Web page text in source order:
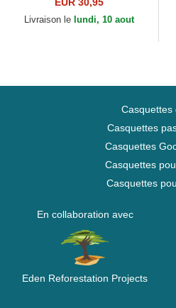
Livraison le lundi, 10 aout
Casquettes
Casquettes
Casquettes
Casquettes
Casquettes
En collaboration avec
Eden Reforestation Projects